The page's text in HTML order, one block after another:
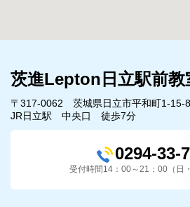
茨進Lepton日立駅前教
〒317-0062 茨城県日立市平和町1-
JR日立駅 中央口 徒歩7分
0294-33-
受付時間14：00～21：00（日